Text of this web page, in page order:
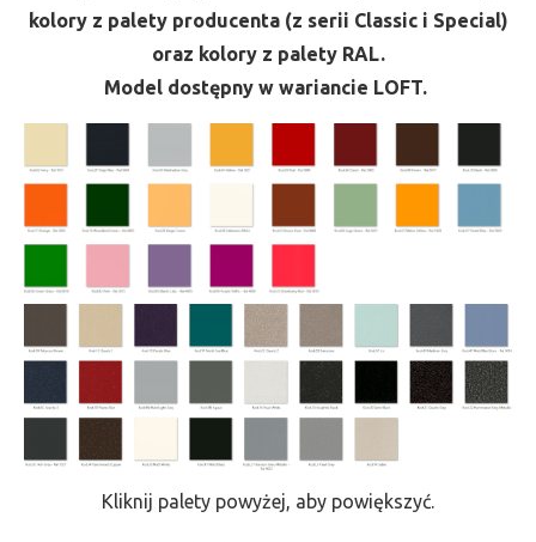
kolory z palety producenta (z serii Classic i Special)
oraz kolory z palety RAL.
Model dostępny w wariancie LOFT.
Kliknij palety powyżej, aby powiększyć.